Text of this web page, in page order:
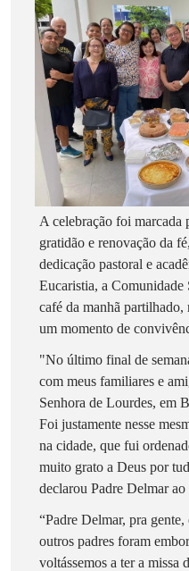
A celebração foi marcada
gratidão e renovação da
dedicação pastoral e
Eucaristia, a
café da manhã
um momento de
"No último final de
com meus familiares e
Senhora de Lourdes, em
Foi justamente nesse
na cidade, que fui
muito grato a Deus por
declarou Padre Delmar
“Padre Delmar, pra
outros padres foram
voltássemos a ter a missa